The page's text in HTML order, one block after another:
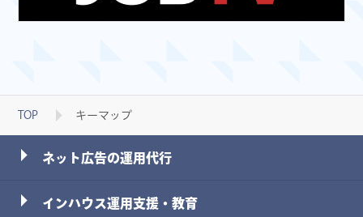
TOP キーマップ
ネット広告の運用代行
インハウス運用支援・教育